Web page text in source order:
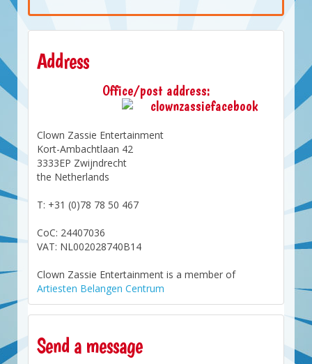
Address
Office/post address:
Clown Zassie Entertainment
Kort-Ambachtlaan 42
3333EP Zwijndrecht
the Netherlands
T: +31 (0)78 78 50 467
CoC: 24407036
VAT: NL002028740B14
Clown Zassie Entertainment is a member of
Artiesten Belangen Centrum
Send a message